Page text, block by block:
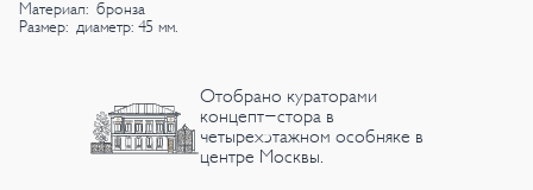
Материал: бронза
Размер: диаметр: 45 мм.
Отобрано кураторами
концепт-стора в
четырехэтажном особняке в
центре Москвы.